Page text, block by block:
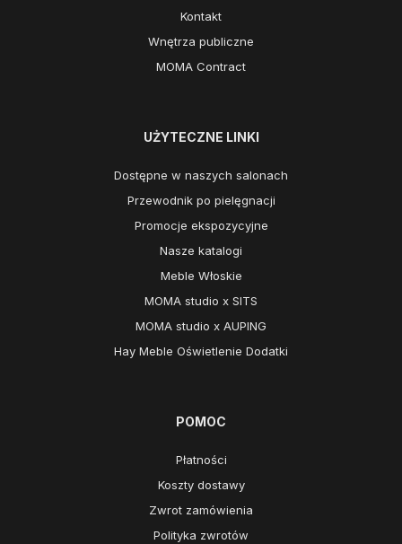
Kontakt
Wnętrza publiczne
MOMA Contract
UŻYTECZNE LINKI
Dostępne w naszych salonach
Przewodnik po pielęgnacji
Promocje ekspozycyjne
Nasze katalogi
Meble Włoskie
MOMA studio x SITS
MOMA studio x AUPING
Hay Meble Oświetlenie Dodatki
POMOC
Płatności
Koszty dostawy
Zwrot zamówienia
Polityka zwrotów